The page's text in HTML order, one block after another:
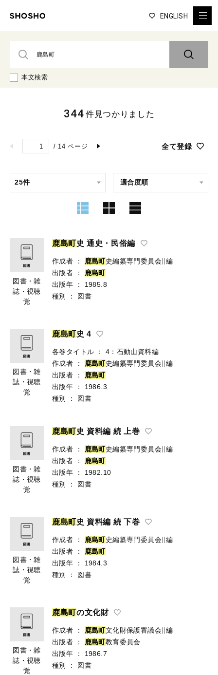
ENGLISH
本文検索
/ 14 ページ 全て登録
344 件見つかりました
図書・雑
誌・視聴
覚
鹿島町史 通史・民俗編
作成者 ： 鹿島町史編纂専門委員会∥編
出版者
： 鹿島町
出版年
：
1985.8
種別
： 図書
図書・雑
誌・視聴
覚
鹿島町史 4
各巻タイトル ：
4：石動山資料編
作成者
： 鹿島町史編纂専門委員会∥編
出版者
： 鹿島町
出版年
：
1986.3
種別
： 図書
図書・雑
誌・視聴
覚
鹿島町史 資料編 続 上巻
作成者 ： 鹿島町史編纂専門委員会∥編
出版者
： 鹿島町
出版年
：
1982.10
種別
： 図書
図書・雑
誌・視聴
覚
鹿島町史 資料編 続 下巻
作成者 ： 鹿島町史編纂専門委員会∥編
出版者
： 鹿島町
出版年
：
1984.3
種別
： 図書
図書・雑
誌・視聴
覚
鹿島町の文化財
作成者 ： 鹿島町文化財保護審議会∥編
出版者
： 鹿島町教育委員会
出版年
：
1986.7
種別
： 図書